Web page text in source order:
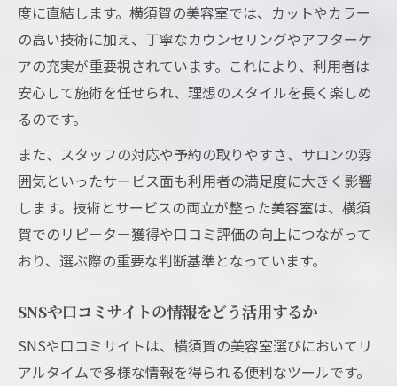
度に直結します。横須賀の美容室では、カットやカラー
の高い技術に加え、丁寧なカウンセリングやアフターケ
アの充実が重要視されています。これにより、利用者は
安心して施術を任せられ、理想のスタイルを長く楽しめ
るのです。
また、スタッフの対応や予約の取りやすさ、サロンの雰
囲気といったサービス面も利用者の満足度に大きく影響
します。技術とサービスの両立が整った美容室は、横須
賀でのリピーター獲得や口コミ評価の向上につながって
おり、選ぶ際の重要な判断基準となっています。
SNSや口コミサイトの情報をどう活用するか
SNSや口コミサイトは、横須賀の美容室選びにおいてリ
アルタイムで多様な情報を得られる便利なツールです。